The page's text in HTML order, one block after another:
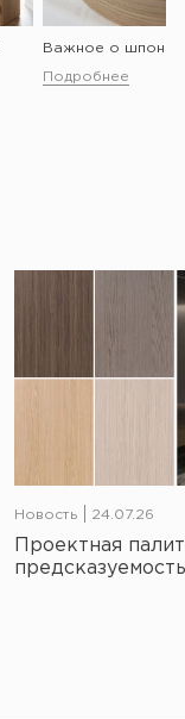
Важное о шпоне
Подробнее
Новость 24.07.26
Проектная